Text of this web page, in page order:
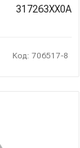
317263XX0A
Код: 706517-8